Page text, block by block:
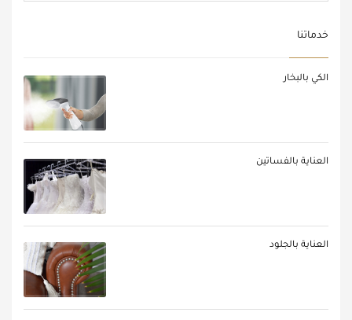
خدماتنا
الكي بالبخار
العناية بالفساتين
العناية بالجلود